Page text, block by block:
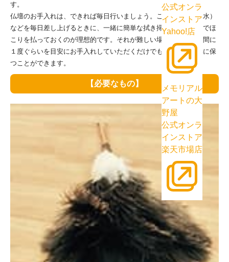
公式オンラ
インストア
Yahoo!店
メモリアル
アートの大
野屋
公式オンラ
インストア
楽天市場店
す。
仏壇のお手入れは、できれば毎日行いましょう。ご飯やお茶（お水）
などを毎日差し上げるときに、一緒に簡単な拭き掃除や毛バタキでほ
こりを払っておくのが理想的です。それが難しい場合には、１週間に
１度ぐらいを目安にお手入れしていただくだけでも仏壇をきれいに保
つことができます。
【必要なもの】